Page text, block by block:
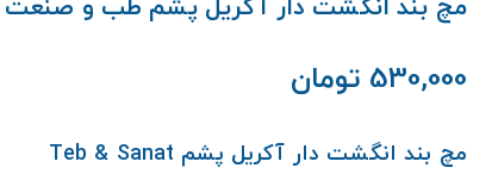
مچ بند انگشت دار آکریل پشم طب و صنعت
530,000 تومان
مچ بند انگشت دار آکریل پشم Teb & Sanat